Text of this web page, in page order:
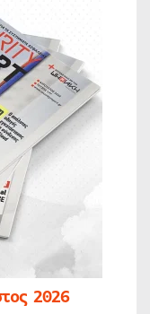
2026